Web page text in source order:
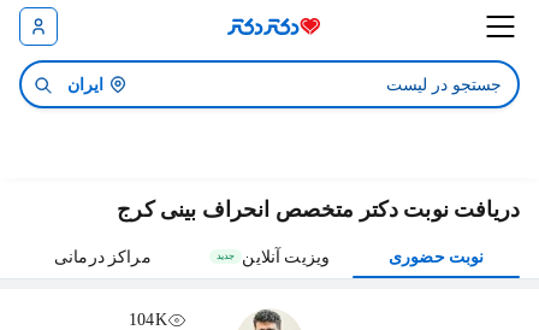
ایران
دریافت نوبت دکتر متخصص انحراف بینی کرج
نوبت حضوری ویزیت آنلاین جدید مراکز درمانی
104K